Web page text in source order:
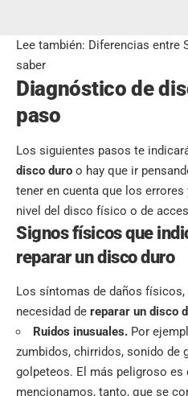
Lee también: Diferencias entre
saber
Diagnóstico de
paso
Los siguientes pasos te
disco duro o hay que ir
tener en cuenta que los
nivel del disco físico o de
Signos físicos que
reparar un disco duro
Los síntomas de daños físicos,
necesidad de reparar un disco
Ruidos inusuales. Por
zumbidos, chirridos, sonido de
golpeteos. El más peligroso es
mencionamos, tanto, que se